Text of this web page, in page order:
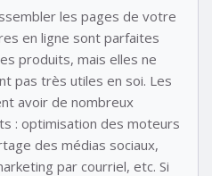
les pages de votre
en ligne sont parfaites
produits, mais elles ne
pas très utiles en soi. Les
avoir de nombreux
: optimisation des moteurs
des médias sociaux,
par courriel, etc. Si